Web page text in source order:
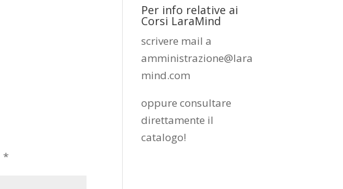
*
Per info relative ai
Corsi LaraMind
scrivere mail a
amministrazione@lara
mind.com
oppure consultare
direttamente il
catalogo!